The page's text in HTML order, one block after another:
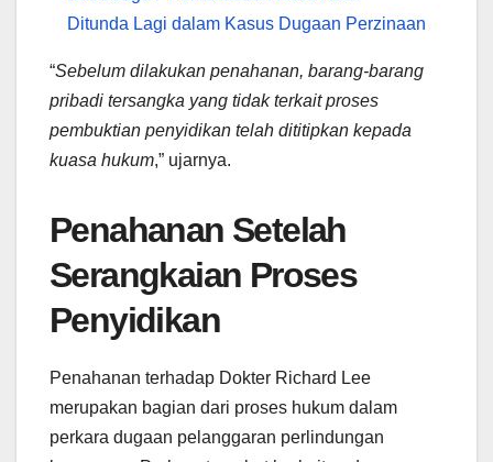
Ditunda Lagi dalam Kasus Dugaan Perzinaan
“Sebelum dilakukan penahanan, barang-barang
pribadi tersangka yang tidak terkait proses
pembuktian penyidikan telah dititipkan kepada
kuasa hukum,” ujarnya.
Penahanan Setelah
Serangkaian Proses
Penyidikan
Penahanan terhadap Dokter Richard Lee
merupakan bagian dari proses hukum dalam
perkara dugaan pelanggaran perlindungan